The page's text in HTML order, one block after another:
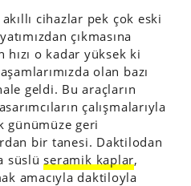
cihazlar pek çok eski
çıkmasına
o kadar yüksek ki
olan bazı
geldi. Bu araçların
çalışmalarıyla
günümüze geri
bir tanesi. Daktilodan
süslüseramik kaplar,
amacıyla daktiloyla